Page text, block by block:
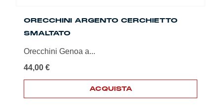
ORECCHINI ARGENTO CERCHIETTO
SMALTATO
Orecchini Genoa a...
44,00 €
ACQUISTA